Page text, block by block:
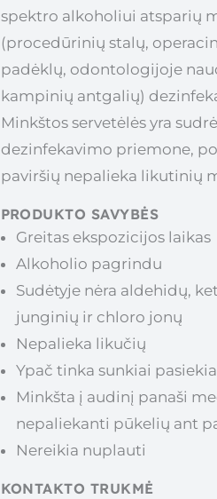
spektro alkoholiui atsparių
(procedūrinių stalų,
padėklų, odontologijoje
kampinių antgalių)
Minkštos servetėlės yra
dezinfekavimo priemone,
paviršių nepalieka likutinių
PRODUKTO SAVYBĖS
Greitas ekspozicijos laikas
Alkoholio pagrindu
Sudėtyje nėra aldehidų,
junginių ir chloro jonų
Nepalieka likučių
Ypač tinka sunkiai
Minkšta į audinį panaši
nepaliekanti pūkelių ant
Nereikia nuplauti
KONTAKTO TRUKMĖ